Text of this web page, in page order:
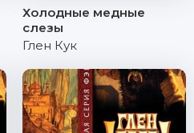
Холодные медные
слезы
Глен Кук